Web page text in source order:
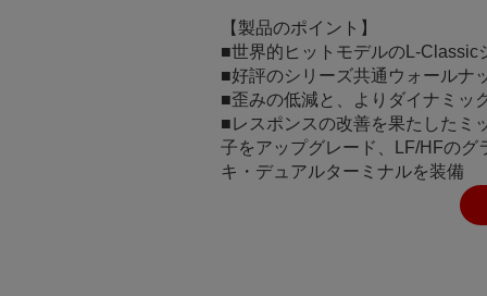
【製品のポイント】
■世界的ヒットモデルのL-Classic
■好評のシリーズ共通ウォールナ
■歪みの低減と、よりダイナミッ
■レスポンスの改善を果たしたミ
子をアップグレード、LF/HFのグ
キ・デュアルターミナルを装備